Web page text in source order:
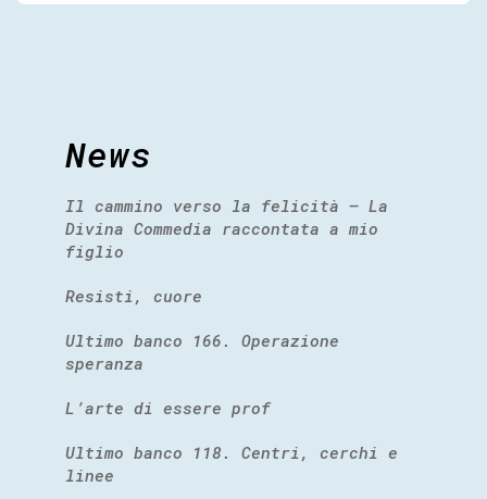
News
Il cammino verso la felicità – La
Divina Commedia raccontata a mio
figlio
Resisti, cuore
Ultimo banco 166. Operazione
speranza
L’arte di essere prof
Ultimo banco 118. Centri, cerchi e
linee